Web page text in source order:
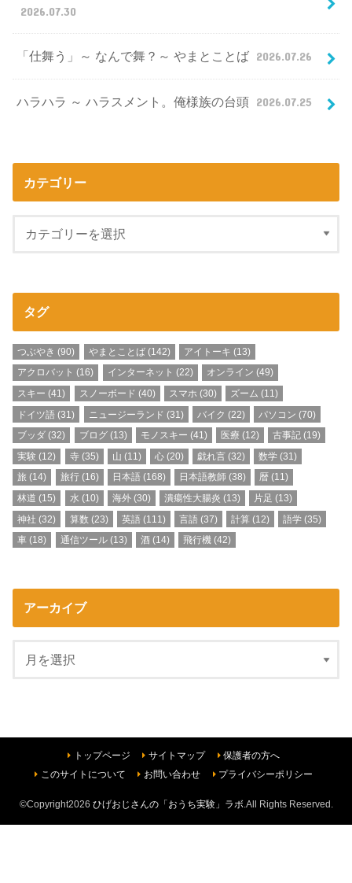
2026.07.30
「仕舞う」～ なんで舞？～ やまとことば 2026.07.26
ハラハラ ～ ハラスメント。俺様族の台頭 2026.07.25
カテゴリー
タグ
つぶやき (90) やまとことば(142) アイトーキ (13)
アクロバット (16) インターネット (22) オンライン (49)
スキー (41) スノーボード (40) スマホ (30) ズーム (11)
ドイツ語 (31) ニュージーランド (31) バイク (22) パソコン (70)
ブッダ (32) ブログ(13) モノスキー (41) 医療 (12) 古事記 (19)
実験 (12) 寺(35) 山 (11) 心 (20) 戯れ言 (32) 数学 (31)
旅 (14) 旅行(16) 日本語 (168) 日本語教師 (38) 暦 (11)
林道 (15) 水 (10) 海外(30) 潰瘍性大腸炎 (13) 片足 (13)
神社 (32) 算数 (23) 英語 (111) 言語 (37) 計算 (12) 語学 (35)
車 (18) 通信ツール(13) 酒(14) 飛行機 (42)
アーカイブ
トップページ サイトマップ
保護者の方へ
このサイトについて
お問い合わせ プライバシーポリシー
©Copyright2026 ひげおじさんの「おうち実験」ラボ .All Rights Reserved.